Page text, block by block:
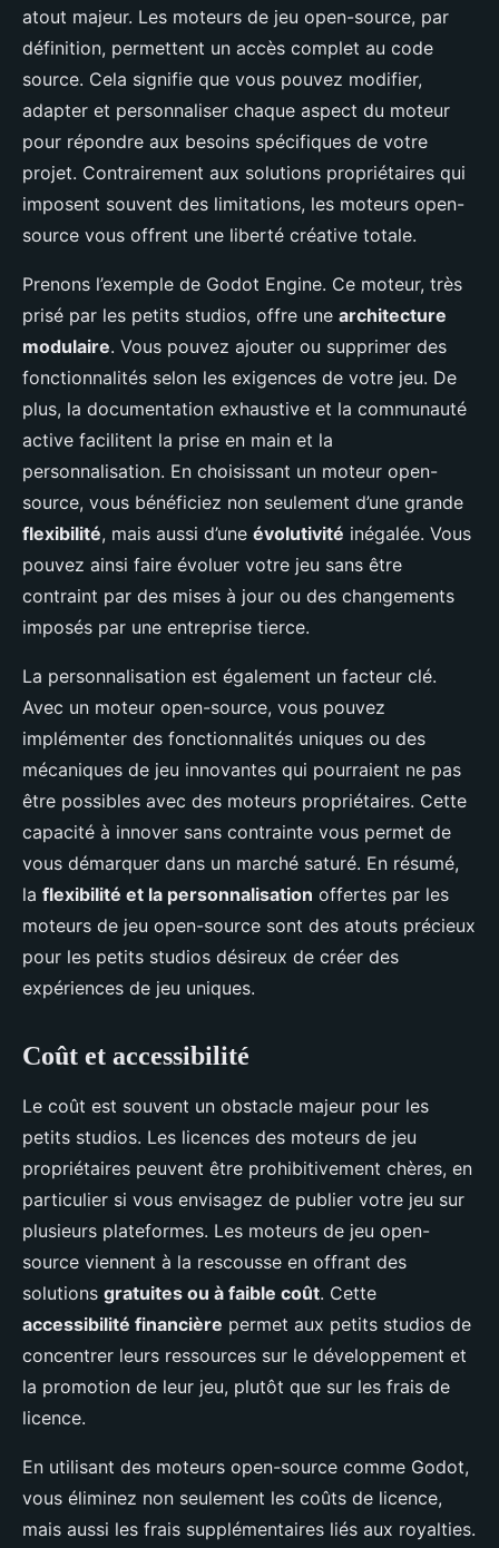
atout majeur. Les moteurs de jeu open-source, par
définition, permettent un accès complet au code
source. Cela signifie que vous pouvez modifier,
adapter et personnaliser chaque aspect du moteur
pour répondre aux besoins spécifiques de votre
projet. Contrairement aux solutions propriétaires qui
imposent souvent des limitations, les moteurs open-
source vous offrent une liberté créative totale.
Prenons l’exemple de Godot Engine. Ce moteur, très
prisé par les petits studios, offre une architecture
modulaire. Vous pouvez ajouter ou supprimer des
fonctionnalités selon les exigences de votre jeu. De
plus, la documentation exhaustive et la communauté
active facilitent la prise en main et la
personnalisation. En choisissant un moteur open-
source, vous bénéficiez non seulement d’une grande
flexibilité, mais aussi d’une évolutivité inégalée. Vous
pouvez ainsi faire évoluer votre jeu sans être
contraint par des mises à jour ou des changements
imposés par une entreprise tierce.
La personnalisation est également un facteur clé.
Avec un moteur open-source, vous pouvez
implémenter des fonctionnalités uniques ou des
mécaniques de jeu innovantes qui pourraient ne pas
être possibles avec des moteurs propriétaires. Cette
capacité à innover sans contrainte vous permet de
vous démarquer dans un marché saturé. En résumé,
la flexibilité et la personnalisation offertes par les
moteurs de jeu open-source sont des atouts précieux
pour les petits studios désireux de créer des
expériences de jeu uniques.
Coût et accessibilité
Le coût est souvent un obstacle majeur pour les
petits studios. Les licences des moteurs de jeu
propriétaires peuvent être prohibitivement chères, en
particulier si vous envisagez de publier votre jeu sur
plusieurs plateformes. Les moteurs de jeu open-
source viennent à la rescousse en offrant des
solutions gratuites ou à faible coût. Cette
accessibilité financière permet aux petits studios de
concentrer leurs ressources sur le développement et
la promotion de leur jeu, plutôt que sur les frais de
licence.
En utilisant des moteurs open-source comme Godot,
vous éliminez non seulement les coûts de licence,
mais aussi les frais supplémentaires liés aux royalties.